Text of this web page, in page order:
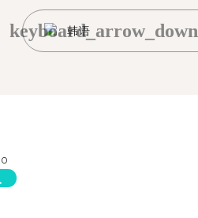
韩语
keyboard_arrow_down